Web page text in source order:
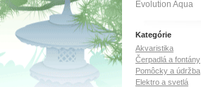
Evolution Aqua
Kategórie
Akvaristika
Čerpadlá a fontány
Pomôcky a údržba
Elektro a svetlá